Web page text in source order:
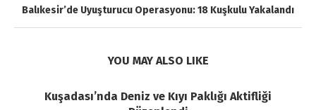
Balıkesir’de Uyuşturucu Operasyonu: 18 Kuşkulu Yakalandı
YOU MAY ALSO LIKE
Kuşadası’nda Deniz ve Kıyı Paklığı Aktifliği